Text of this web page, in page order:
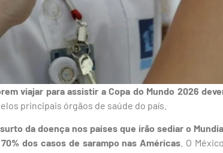
viajar para assistir a Copa do Mundo 2026
principais órgãos de saúde do país.
surto da doença nos países que irão sediar o
dos casos de sarampo nas Américas . O